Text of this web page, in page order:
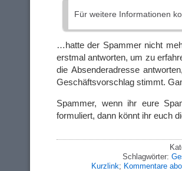
Für weitere Informationen
…hatte der Spammer nicht
erstmal antworten, um zu
die Absenderadresse
Geschäftsvorschlag stimmt.
Spammer, wenn ihr eure
formuliert, dann könnt ihr euch
Schlagwörter:
Kurzlink; Kommentare